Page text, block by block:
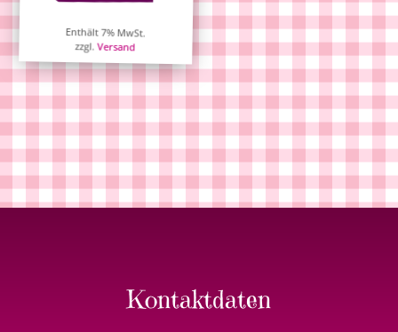
Enthält 7% MwSt.
zzgl.Versand
Kontaktdaten